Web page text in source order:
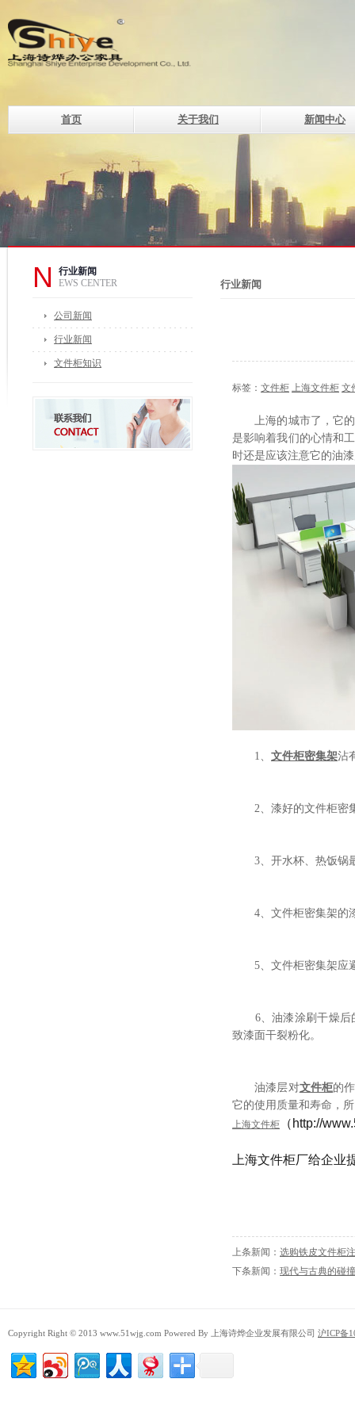
首页 关于我们 新闻中心
设计理念
钢制系列办公家具的现代
电话：400-820-8669 400-
传真：021-33507330
邮箱：of@shshiye.com
N
行业新闻
EWS CENTER
公司新闻
行业新闻
文件柜知识
行业新闻
标签： 文件柜 上海文件柜 文
上海的城市了，它的
是影响着我们的心情和
时还是应该注意它的油
1、 文件柜密集架沾
2、漆好的文件柜密集
3、开水杯、热饭锅最
4、文件柜密集架的漆
5、文件柜密集架应避
6、油漆涂刷干燥后的
致漆面干裂粉化。
油漆层对文件柜的
它的使用质量和寿命，
上海文件柜 （http://
上海文件柜厂给企业
上条新闻： 选购铁皮文件柜
下条新闻： 现代与古典的碰
Copyright Right © 2013 www.51wjg.com Powered By 上海诗烨企业发展有限公司 沪ICP备